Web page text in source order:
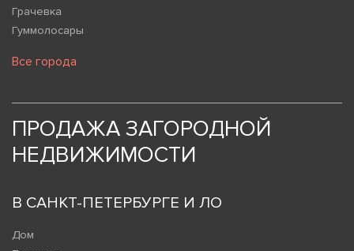
Грачевка
Гуммолосары
Все города
ПРОДАЖА ЗАГОРОДНОЙ
НЕДВИЖИМОСТИ
В САНКТ-ПЕТЕРБУРГЕ И ЛО
Дом